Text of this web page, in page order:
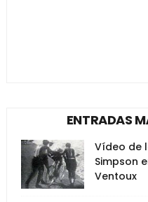
ENTRADAS
Vídeo de
Simpson
Ventoux